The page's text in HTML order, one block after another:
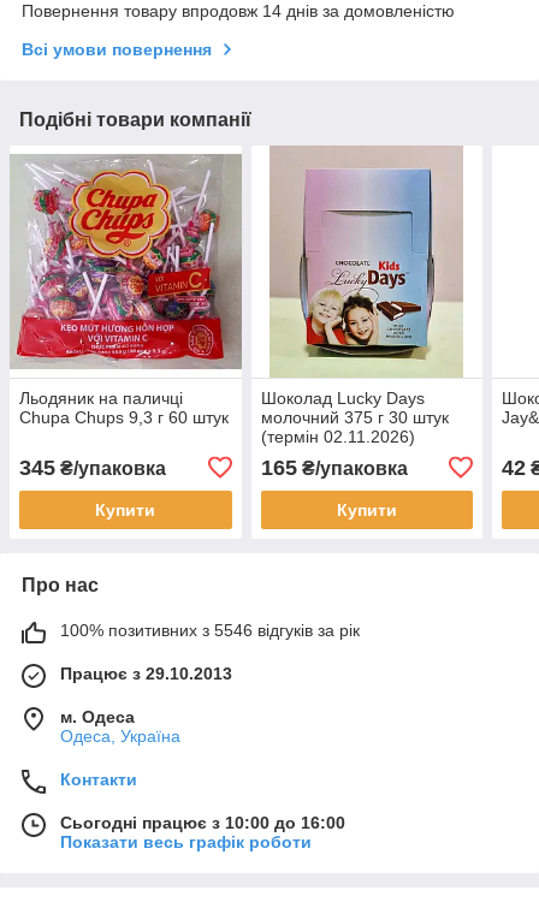
Повернення товару впродовж 14 днів за домовленістю
Всі умови повернення
Подібні товари компанії
Льодяник на паличці
Chupa Chups 9,3 г 60 штук
345 ₴/упаковка
Купити
Шоколад Lucky Days
молочний 375 г 30 штук
(термін 02.11.2026)
165₴/упаковка
Купити
42
Про нас
100% позитивних з 5546 відгуків за рік
Працює з 29.10.2013
м. Одеса
Одеса, Україна
Контакти
Сьогодні працює з 10:00 до 16:00
Показати весь графік роботи